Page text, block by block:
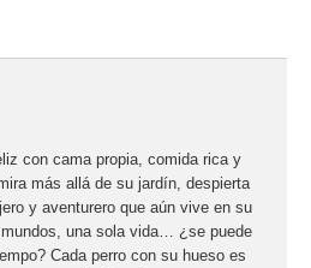
con cama propia, comida rica y
más allá de su jardín, despierta
y aventurero que aún vive en su
una sola vida… ¿se puede
Cada perro con su hueso es